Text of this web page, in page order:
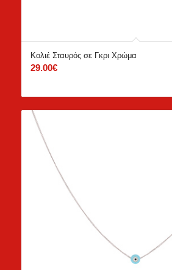
Κολιέ Σταυρός σε Γκρι Χρώμα
29.00€